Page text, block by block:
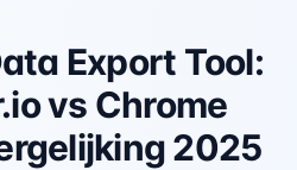
Export Tool:
vs Chrome
2025